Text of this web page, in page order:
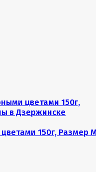
150г, Размер